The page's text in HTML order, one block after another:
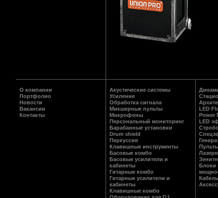
О компании
Портфолио
Новости
Вакансии
Контакты
Акустические системы
Усиление
Обработка сигнала
Микшерные пульты
Микрофоны
Персональный мониторинг
Барабанные установки
Drum shield
Перкуссия
Клавишные инструменты
Басовые комбо
Басовые усилители и
кабинеты
Гитарные комбо
Гитарные усилители и
кабинеты
Клавишные комбо
LED
Power
LED
Блоки